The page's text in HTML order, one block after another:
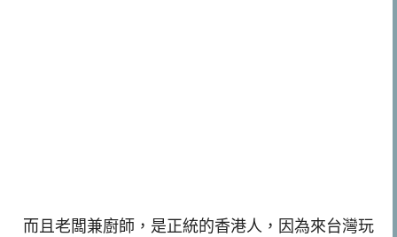
而且老闆兼廚師，是正統的香港人，因為來台灣玩